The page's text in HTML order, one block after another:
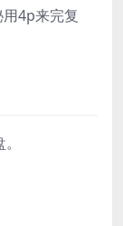
4p来完复